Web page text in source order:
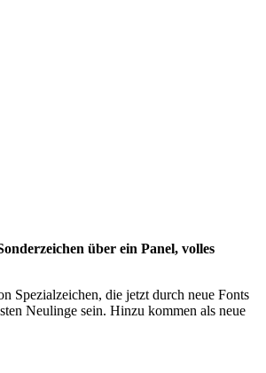
über ein Panel, volles
Spezialzeichen, die jetzt durch neue Fonts
Neulinge sein. Hinzu kommen als neue